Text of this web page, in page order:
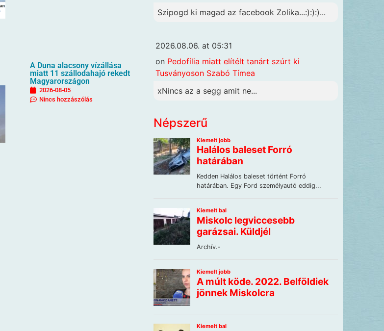
A Duna alacsony vízállása
miatt 11 szállodahajó rekedt
Magyarországon
2026-08-05
Nincs hozzászólás
Szipogd ki magad az facebook Zolika...:):):)...
2026.08.06. at 05:31
on Pedofília miatt elítélt tanárt szúrt ki
Tusványoson Szabó Tímea
xNincs az a segg amit ne...
Népszerű